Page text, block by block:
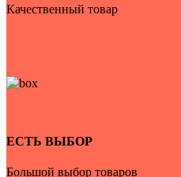
Качественный товар
ЕСТЬ ВЫБОР
Большой выбор товаров